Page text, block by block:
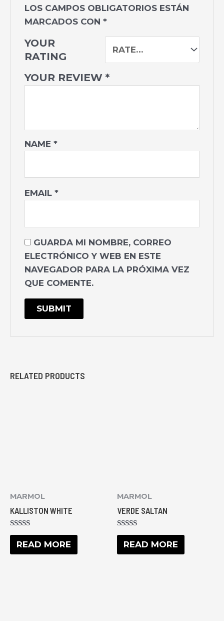
LOS CAMPOS OBLIGATORIOS ESTÁN
MARCADOS CON*
YOUR
RATING
YOUR REVIEW*
NAME*
EMAIL*
GUARDA MI NOMBRE, CORREO
ELECTRÓNICO Y WEB EN ESTE
NAVEGADOR PARA LA PRÓXIMA VEZ
QUE COMENTE.
RELATED PRODUCTS
MARMOL
KALLISTON WHITE
RATED
OUT
OF
READ MORE
MARMOL
VERDE SALTAN
RATED
OUT
OF
READ MORE